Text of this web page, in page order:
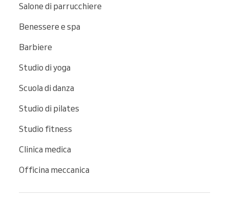
Salone di parrucchiere
Benessere e spa
Barbiere
Studio di yoga
Scuola di danza
Studio di pilates
Studio fitness
Clinica medica
Officina meccanica